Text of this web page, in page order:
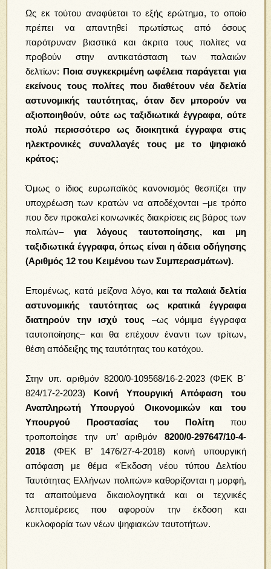
Ως εκ τούτου αναφύεται το εξής ερώτημα, το οποίο
πρέπει να απαντηθεί πρωτίστως από όσους
παρότρυναν βιαστικά και άκριτα τους πολίτες να
προβούν στην αντικατάσταση των παλαιών
δελτίων: Ποια συγκεκριμένη ωφέλεια παράγεται για
εκείνους τους πολίτες που διαθέτουν νέα δελτία
αστυνομικής ταυτότητας, όταν δεν μπορούν να
αξιοποιηθούν, ούτε ως ταξιδιωτικά έγγραφα, ούτε
πολύ περισσότερο ως διοικητικά έγγραφα στις
ηλεκτρονικές συναλλαγές τους με το ψηφιακό
κράτος;
Όμως ο ίδιος ευρωπαϊκός κανονισμός θεσπίζει την
υποχρέωση των κρατών να αποδέχονται –με τρόπο
που δεν προκαλεί κοινωνικές διακρίσεις εις βάρος των
πολιτών–για λόγους ταυτοποίησης, και μη
ταξιδιωτικά έγγραφα, όπως είναι η άδεια οδήγησης
(Αριθμός 12 του Κειμένου των Συμπερασμάτων).
Επομένως, κατά μείζονα λόγο, και τα παλαιά δελτία
αστυνομικής ταυτότητας ως κρατικά έγγραφα
διατηρούν την ισχύ τους –ως νόμιμα έγγραφα
ταυτοποίησης– και θα επέχουν έναντι των τρίτων,
θέση απόδειξης της ταυτότητας του κατόχου.
Στην υπ. αριθμόν 8200/0-109568/16-2-2023 (ΦΕΚ Β΄
824/17-2-2023) Κοινή Υπουργική Απόφαση του
Αναπληρωτή Υπουργού Οικονομικών και του
Υπουργού Προστασίας του Πολίτη που
τροποποίησε την υπ’ αριθμόν 8200/0-297647/10-4-
2018 (ΦΕΚ Β’ 1476/27-4-2018) κοινή υπουργική
απόφαση με θέμα «Έκδοση νέου τύπου Δελτίου
Ταυτότητας Ελλήνων πολιτών» καθορίζονται η μορφή,
τα απαιτούμενα δικαιολογητικά και οι τεχνικές
λεπτομέρειες που αφορούν την έκδοση και
κυκλοφορία των νέων ψηφιακών ταυτοτήτων.